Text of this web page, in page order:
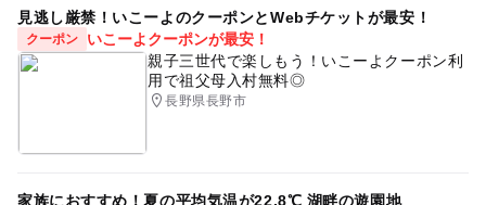
見逃し厳禁！いこーよのクーポンとWebチケットが最安！
クーポン
いこーよクーポンが最安！
親子三世代で楽しもう！いこーよクーポン利
用で祖父母入村無料◎
長野県長野市
家族におすすめ！夏の平均気温が22,8℃ 湖畔の遊園地